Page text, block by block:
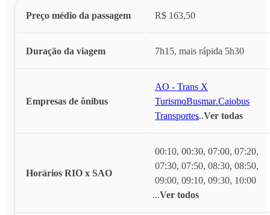
Preço médio da passagem R$ 163,50
Duração da viagem 7h15, mais rápida 5h30
Empresas de ônibus
AO - Trans X
Turismo,Busmar,Caiobus
Transportes,...Ver todas
Horários RIO x SAO
00:10, 00:30, 07:00, 07:20,
07:30, 07:50, 08:30, 08:50,
09:00, 09:10, 09:30, 10:00
...Ver todos